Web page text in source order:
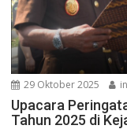
29 Oktober 2025
Upacara
Tahun 2025 di